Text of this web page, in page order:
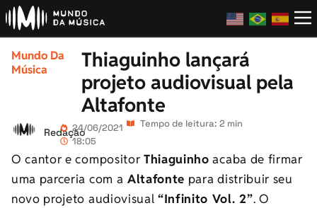
Mundo Da
Música
Thiaguinho lançará
projeto audiovisual pela
Altafonte
Redação24/06/2021
18:05
Tempo de leitura: 2 min
O cantor e compositor Thiaguinho acaba de firmar
uma parceria com a Altafonte para distribuir seu
novo projeto audiovisual “Infinito Vol. 2”. O